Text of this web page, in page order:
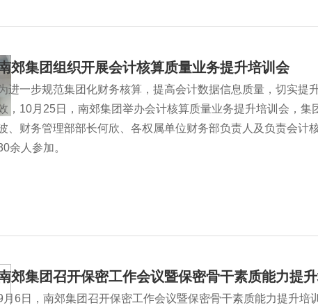
郊集团组织开展会计核算质量业务提升培训会
进一步规范集团化财务核算，提高会计数据信息质量，切实提
，10月25日，南郊集团举办会计核算质量业务提升培训会，集
、财务管理部部长何欣、各权属单位财务部负责人及负责会计
余人参加。
郊集团召开保密工作会议暨保密骨干素质能力提
月6日，南郊集团召开保密工作会议暨保密骨干素质能力提升培